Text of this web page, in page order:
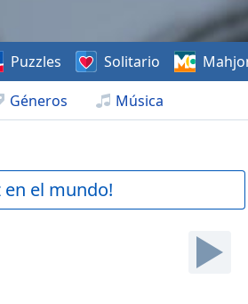
Géneros Música
Puzzles Solitario
en el mundo!